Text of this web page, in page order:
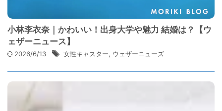
小林李衣奈｜かわいい！出身大学や魅力 結婚は？【ウ
ェザーニュース】
2026/6/13 女性キャスター, ウェザーニューズ